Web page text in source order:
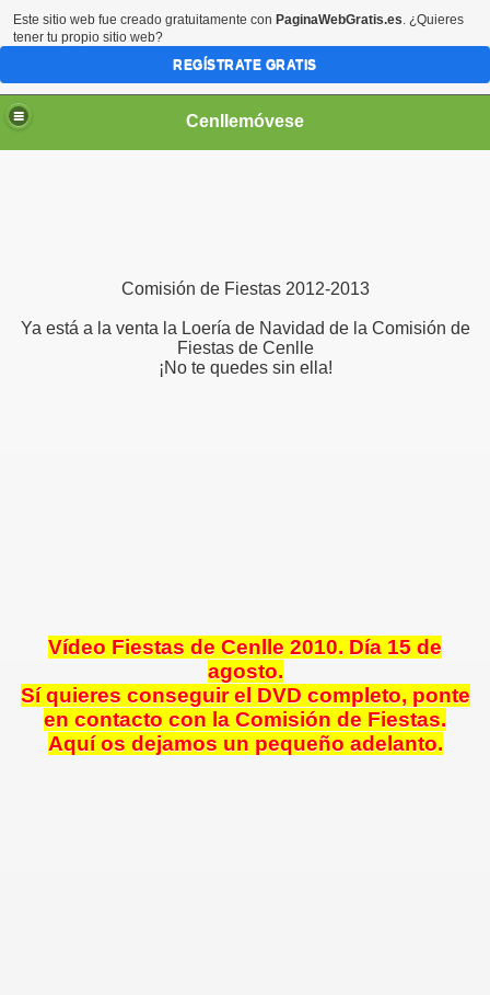
Cenllemóvese
Comisión de Fiestas 2012-2013
Ya está a la venta la Loería de Navidad de la Comisión de
Fiestas de Cenlle
¡No te quedes sin ella!
Vídeo Fiestas de Cenlle 2010. Día 15 de
agosto.
Sí quieres conseguir el DVD completo, ponte
en contacto con la Comisión de Fiestas.
Aquí os dejamos un pequeño adelanto.
Este sitio web fue creado gratuitamente con PaginaWebGratis.es. ¿Quieres
tener tu propio sitio web?
REGÍSTRATE GRATIS